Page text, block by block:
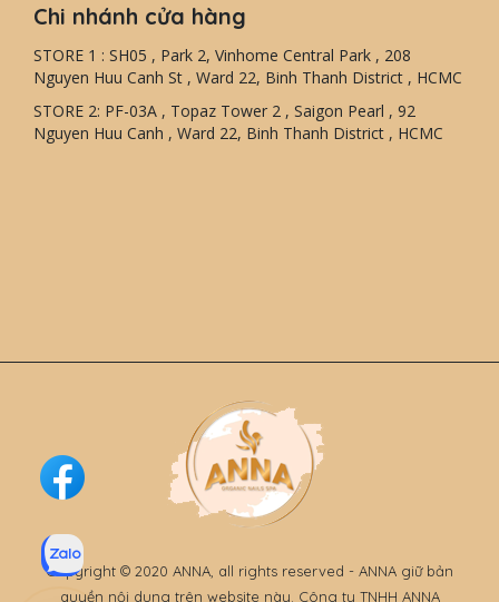
Chi nhánh cửa hàng
STORE 1 : SH05 , Park 2, Vinhome Central Park , 208
Nguyen Huu Canh St , Ward 22, Binh Thanh District , HCMC
STORE 2: PF-03A , Topaz Tower 2 , Saigon Pearl , 92
Nguyen Huu Canh , Ward 22, Binh Thanh District , HCMC
Copyright © 2020 ANNA, all rights reserved - ANNA giữ bản
quyền nội dung trên website này. Công ty TNHH ANNA